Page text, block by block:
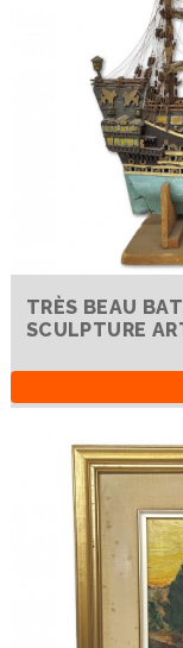
TRÈS BEAU
SCULPTURE